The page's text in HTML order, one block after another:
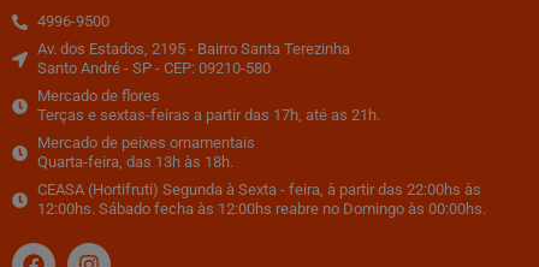
4996-9500
Av. dos Estados, 2195 - Bairro Santa Terezinha
Santo André - SP - CEP: 09210-580
Mercado de flores
Terças e sextas-feiras a partir das 17h, até as 21h.
Mercado de peixes ornamentais
Quarta-feira, das 13h às 18h.
CEASA (Hortifruti) Segunda à Sexta - feira, à partir das 22:00hs às
12:00hs. Sábado fecha às 12:00hs reabre no Domingo às 00:00hs.